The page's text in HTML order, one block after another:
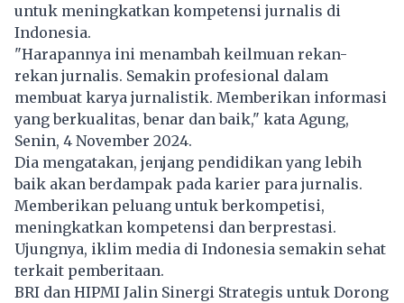
untuk meningkatkan kompetensi jurnalis di
Indonesia.
"Harapannya ini menambah keilmuan rekan-
rekan jurnalis. Semakin profesional dalam
membuat karya jurnalistik. Memberikan informasi
yang berkualitas, benar dan baik," kata Agung,
Senin, 4 November 2024.
Dia mengatakan, jenjang pendidikan yang lebih
baik akan berdampak pada karier para jurnalis.
Memberikan peluang untuk berkompetisi,
meningkatkan kompetensi dan berprestasi.
Ujungnya, iklim media di Indonesia semakin sehat
terkait pemberitaan.
BRI dan HIPMI Jalin Sinergi Strategis untuk Dorong